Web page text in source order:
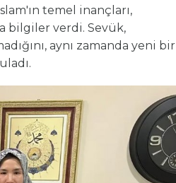
temel inançları,
bilgiler verdi. Sevük,
aynı zamanda yeni bir